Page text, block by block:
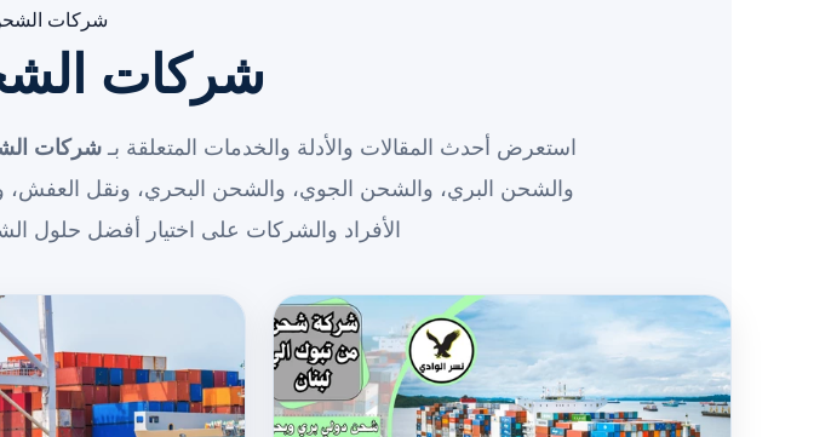
شركات
شركات
استعرض أحدث المقالات والأدلة والخدمات المتعلقة بـشركات
والشحن البري، والشحن الجوي، والشحن البحري، ونقل
الأفراد والشركات على اختيار أفضل حلول